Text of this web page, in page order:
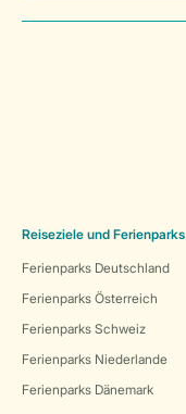
Reiseziele und Ferienparks
Ferienparks Deutschland
Ferienparks Österreich
Ferienparks Schweiz
Ferienparks Niederlande
Ferienparks Dänemark